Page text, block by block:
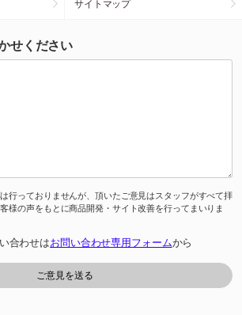
サイトマップ
せください
行っておりませんが、頂いたご意見はスタッフがすべて拝
様の声をもとに商品開発・サイト改善を行ってまいりま
合わせはお問い合わせ専用フォームから